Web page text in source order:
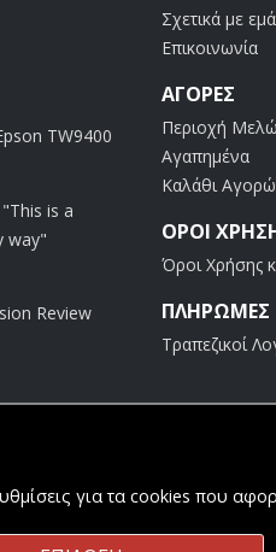
TW9400
is a
way"
Review
Σχετικά με
Επικοινωνία
ΑΓΟΡΈΣ
Περιοχή
Αγαπημένα
Καλάθι
ΟΡΟΙ
Όροι Χρήσης
ΠΛΗΡΩΜΕΣ
Τραπεζικοί
για τα cookies που